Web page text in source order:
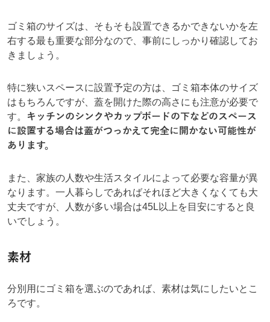
ゴミ箱のサイズは、そもそも設置できるかできないかを左
右する最も重要な部分なので、事前にしっかり確認してお
きましょう。
特に狭いスペースに設置予定の方は、ゴミ箱本体のサイズ
はもちろんですが、蓋を開けた際の高さにも注意が必要で
す。
キッチンのシンクやカップボードの下などのスペース
に設置する場合は蓋がつっかえて完全に開かない可能性が
あります。
また、家族の人数や生活スタイルによって必要な容量が異
なります。一人暮らしであればそれほど大きくなくても大
丈夫ですが、人数が多い場合は45L以上を目安にすると良
いでしょう。
素材
分別用にゴミ箱を選ぶのであれば、素材は気にしたいとこ
ろです。